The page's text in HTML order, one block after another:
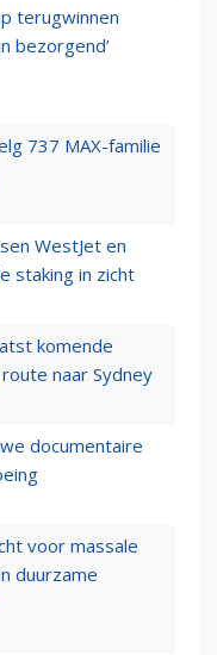
terugwinnen
bezorgend’
737 MAX-familie
WestJet en
staking in zicht
komende
naar Sydney
documentaire
voor massale
duurzame